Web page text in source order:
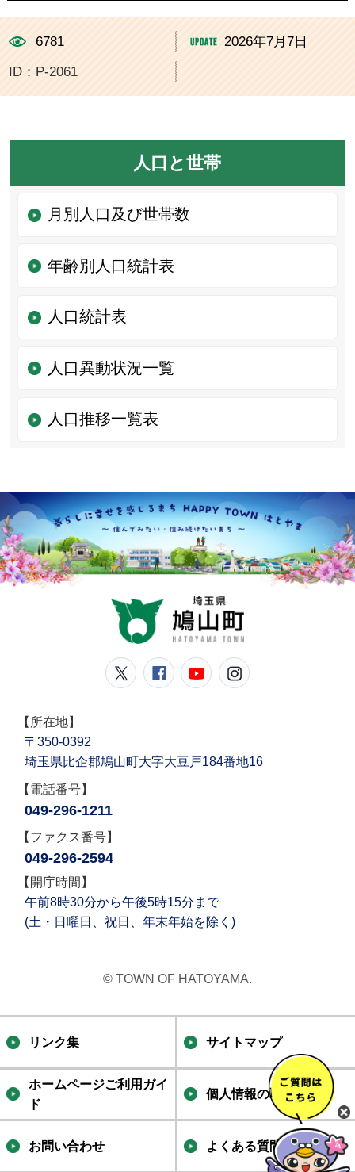
6781 2026年7月7日
ID：P-2061
人口と世帯
月別人口及び世帯数
年齢別人口統計表
人口統計表
人口異動状況一覧
人口推移一覧表
鳩山町公式Twitter
鳩山町公式Facebook
鳩山町公式
【所在地】
〒350-0392
埼玉県比企郡鳩山町大字大豆戸184番地16
【電話番号】
049-296-1211
【ファクス番号】
049-296-2594
【開庁時間】
午前8時30分から午後5時15分まで
(土・日曜日、祝日、年末年始を除く)
© TOWN OF HATOYAMA.
リンク集 サイトマップ
ホームページご利用ガイ
ド
個人情報の取り扱い
お問い合わせ よくある質問集